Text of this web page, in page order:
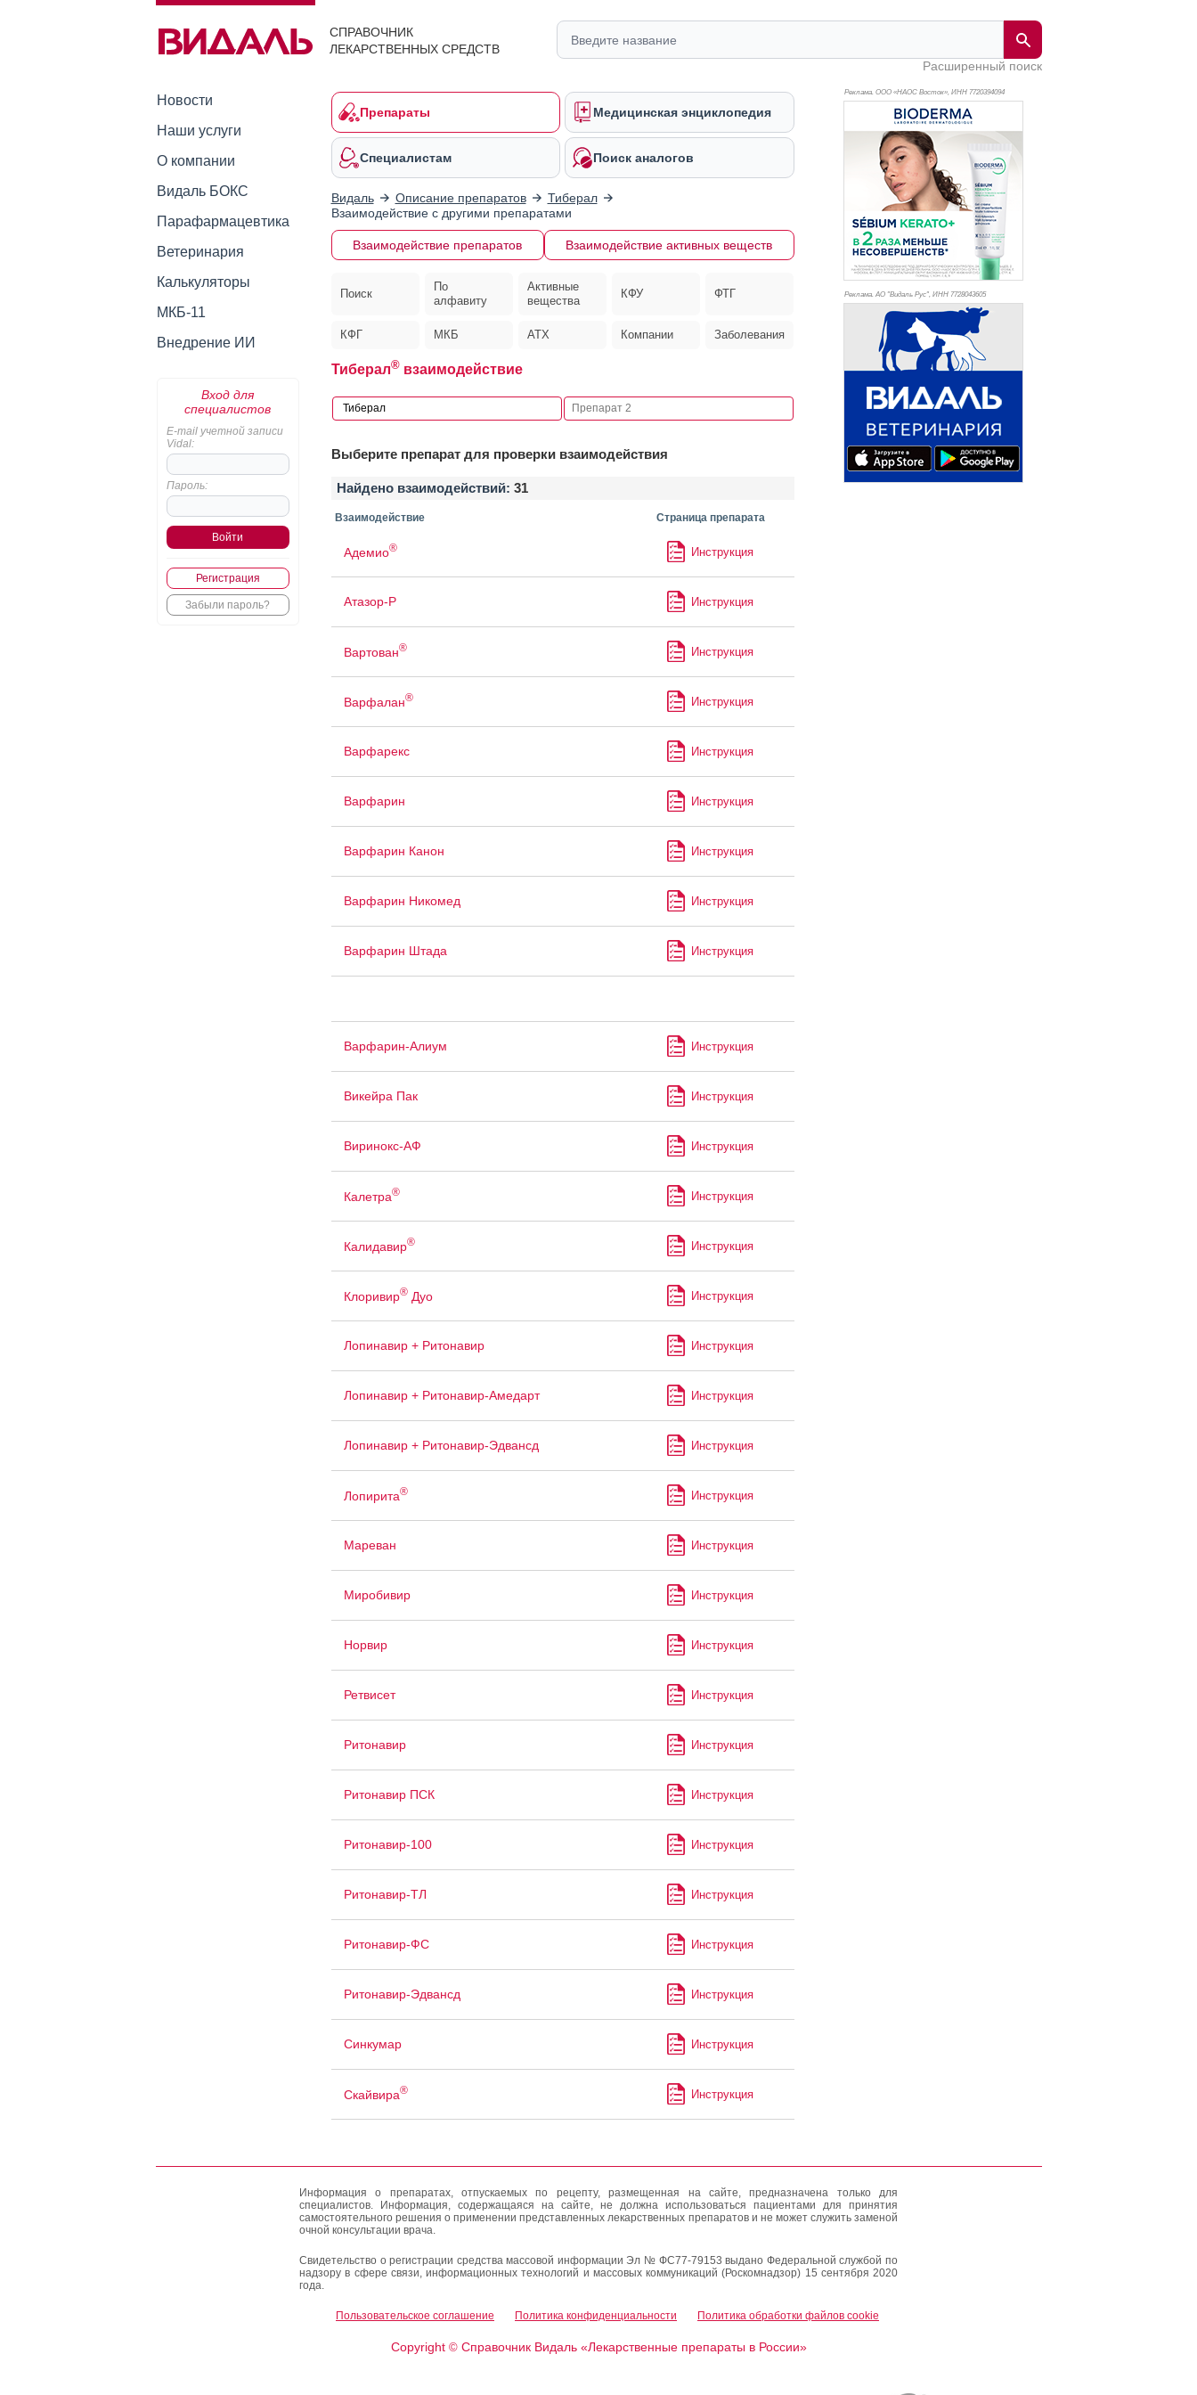
СПРАВОЧНИК
ЛЕКАРСТВЕННЫХ СРЕДСТВ
Расширенный поиск
Новости
Наши услуги
О компании
Видаль БОКС
Парафармацевтика
Ветеринария
Калькуляторы
МКБ-11
Внедрение ИИ
Вход для
специалистов
E-mail учетной записи
Vidal:
Пароль:
Регистрация
Забыли пароль?
Препараты Медицинская энциклопедия
Специалистам Поиск аналогов
Видаль Описание препаратов
Тиберал
Взаимодействие с другими препаратами
Взаимодействие препаратов Взаимодействие активных веществ
Поиск
По
алфавиту
Активные
вещества
КФУ ФТГ
КФГ МКБ АТХ Компании Заболевания
Тиберал®взаимодействие
Выберите препарат для проверки взаимодействия
Найдено взаимодействий: 31
Взаимодействие Страница препарата
Адемио® Инструкция
Атазор-Р Инструкция
Вартован® Инструкция
Варфалан® Инструкция
Варфарекс Инструкция
Варфарин Инструкция
Варфарин Канон Инструкция
Варфарин Никомед Инструкция
Варфарин Штада Инструкция
Варфарин-Алиум Инструкция
Викейра Пак Инструкция
Виринокс-АФ Инструкция
Калетра® Инструкция
Калидавир® Инструкция
Клоривир®Дуо Инструкция
Лопинавир + Ритонавир Инструкция
Лопинавир + Ритонавир-Амедарт Инструкция
Лопинавир + Ритонавир-Эдвансд Инструкция
Лопирита® Инструкция
Мареван Инструкция
Миробивир Инструкция
Норвир Инструкция
Ретвисет Инструкция
Ритонавир Инструкция
Ритонавир ПСК Инструкция
Ритонавир-100 Инструкция
Ритонавир-ТЛ Инструкция
Ритонавир-ФС Инструкция
Ритонавир-Эдвансд Инструкция
Синкумар Инструкция
Скайвира® Инструкция
Реклама. ООО «НАОС Восток», ИНН 7720394094
Реклама. АО "Видаль Рус", ИНН 7728043605
Информация о препаратах, отпускаемых по рецепту, размещенная на сайте, предназначена только для
специалистов. Информация, содержащаяся на сайте, не должна использоваться пациентами для принятия
самостоятельного решения о применении представленных лекарственных препаратов и не может служить заменой
очной консультации врача.
Свидетельство о регистрации средства массовой информации Эл № ФС77-79153 выдано Федеральной службой по
надзору в сфере связи, информационных технологий и массовых коммуникаций (Роскомнадзор) 15 сентября 2020
года.
Пользовательское соглашение Политика конфиденциальности Политика обработки файлов cookie
Copyright ©Справочник Видаль «Лекарственные препараты в России»